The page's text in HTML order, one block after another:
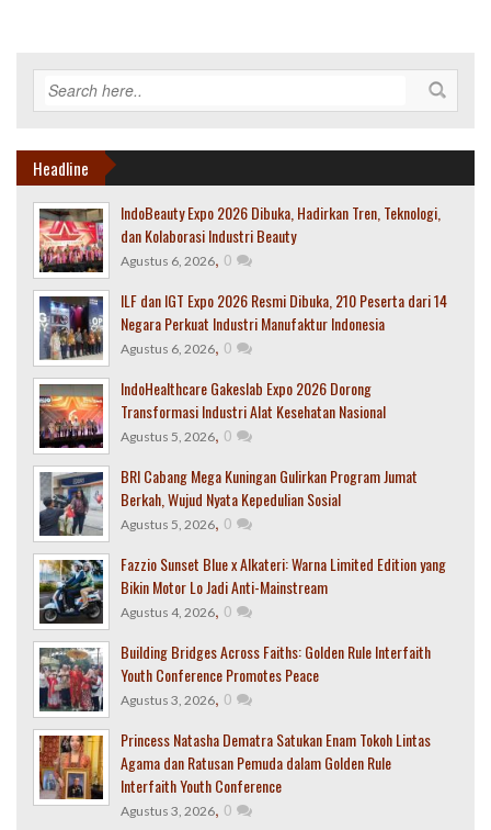
Headline
IndoBeauty Expo 2026 Dibuka, Hadirkan Tren, Teknologi,
dan Kolaborasi Industri Beauty
Agustus 6, 2026, 0
ILF dan IGT Expo 2026 Resmi Dibuka, 210 Peserta dari 14
Negara Perkuat Industri Manufaktur Indonesia
Agustus 6, 2026, 0
IndoHealthcare Gakeslab Expo 2026 Dorong
Transformasi Industri Alat Kesehatan Nasional
Agustus 5, 2026, 0
BRI Cabang Mega Kuningan Gulirkan Program Jumat
Berkah, Wujud Nyata Kepedulian Sosial
Agustus 5, 2026, 0
Fazzio Sunset Blue x Alkateri: Warna Limited Edition yang
Bikin Motor Lo Jadi Anti-Mainstream
Agustus 4, 2026, 0
Building Bridges Across Faiths: Golden Rule Interfaith
Youth Conference Promotes Peace
Agustus 3, 2026, 0
Princess Natasha Dematra Satukan Enam Tokoh Lintas
Agama dan Ratusan Pemuda dalam Golden Rule
Interfaith Youth Conference
Agustus 3, 2026, 0